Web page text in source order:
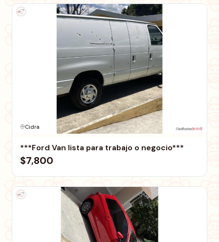
Cidra
***Ford Van lista para trabajo o negocio***
$7,800